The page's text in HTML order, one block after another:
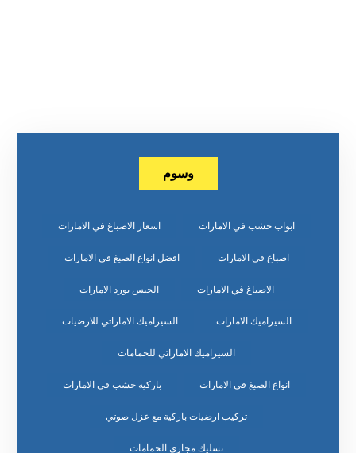
وسوم
ابواب خشب في الامارات اسعار الاصباغ في الامارات
اصباغ في الامارات افضل انواع الصبغ في الامارات
الاصباغ في الامارات الجبس بورد الامارات
السيراميك الامارات السيراميك الاماراتي للارضيات
السيراميك الاماراتي للحمامات
انواع الصبغ في الامارات باركيه خشب في الامارات
تركيب ارضيات باركية مع عزل صوتي
تسليك مجاري الحمامات